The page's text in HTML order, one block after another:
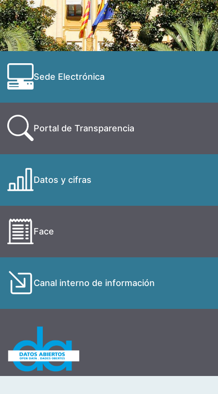
Sede Electrónica
Portal de Transparencia
Datos y cifras
Face
Canal interno de información